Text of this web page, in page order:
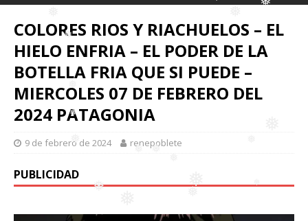
❅
❅
❅
❅
❅
❅
❅
COLORES RIOS Y RIACHUELOS – EL
HIELO ENFRIA – EL PODER DE LA
BOTELLA FRIA QUE SI PUEDE –
MIERCOLES 07 DE FEBRERO DEL
2024 PATAGONIA
9 de febrero de 2024 renepoblete
PUBLICIDAD